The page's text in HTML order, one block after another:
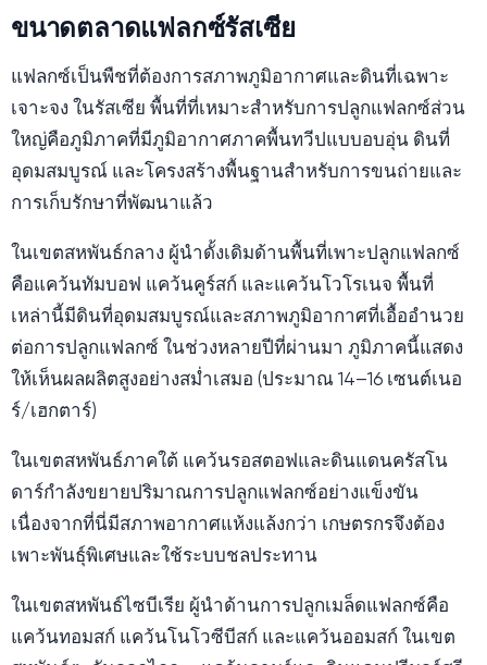
ขนาดตลาดแฟลกซ์รัสเซีย
แฟลกซ์เป็นพืชที่ต้องการสภาพภูมิอากาศและดินที่เฉพาะ
เจาะจง ในรัสเซีย พื้นที่ที่เหมาะสำหรับการปลูกแฟลกซ์ส่วน
ใหญ่คือภูมิภาคที่มีภูมิอากาศภาคพื้นทวีปแบบอบอุ่น ดินที่
อุดมสมบูรณ์ และโครงสร้างพื้นฐานสำหรับการขนถ่ายและ
การเก็บรักษาที่พัฒนาแล้ว
ในเขตสหพันธ์กลาง ผู้นำดั้งเดิมด้านพื้นที่เพาะปลูกแฟลกซ์
คือแคว้นทัมบอฟ แคว้นคูร์สก์ และแคว้นโวโรเนจ พื้นที่
เหล่านี้มีดินที่อุดมสมบูรณ์และสภาพภูมิอากาศที่เอื้ออำนวย
ต่อการปลูกแฟลกซ์ ในช่วงหลายปีที่ผ่านมา ภูมิภาคนี้แสดง
ให้เห็นผลผลิตสูงอย่างสม่ำเสมอ (ประมาณ 14–16 เซนต์เนอ
ร์/เฮกตาร์)
ในเขตสหพันธ์ภาคใต้ แคว้นรอสตอฟและดินแดนครัสโน
ดาร์กำลังขยายปริมาณการปลูกแฟลกซ์อย่างแข็งขัน
เนื่องจากที่นี่มีสภาพอากาศแห้งแล้งกว่า เกษตรกรจึงต้อง
เพาะพันธุ์พิเศษและใช้ระบบชลประทาน
ในเขตสหพันธ์ไซบีเรีย ผู้นำด้านการปลูกเมล็ดแฟลกซ์คือ
แคว้นทอมสก์ แคว้นโนโวซีบีสก์ และแคว้นออมสก์ ในเขต